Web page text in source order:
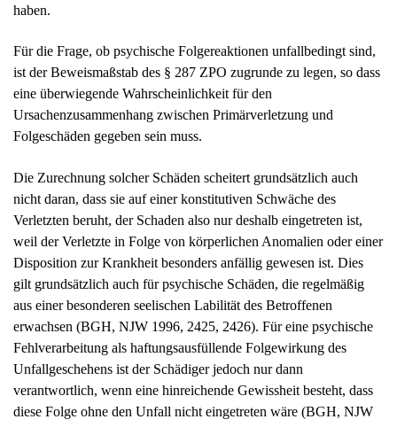
Die Zurechnung solcher Schäden scheitert grundsätzlich auch
Verletzten beruht, der Schaden also nur deshalb eingetreten ist,
weil der Verletzte in Folge von körperlichen Anomalien oder einer
Disposition zur Krankheit besonders anfällig gewesen ist. Dies
gilt grundsätzlich auch für psychische Schäden, die regelmäßig
aus einer besonderen seelischen Labilität des Betroffenen
Fehlverarbeitung als haftungsausfüllende Folgewirkung des
Unfallgeschehens ist der Schädiger jedoch nur dann
verantwortlich, wenn eine hinreichende Gewissheit besteht, dass
diese Folge ohne den Unfall nicht eingetreten wäre (BGH, NJW
2004, 1945, 1946; BGH Z 137, 142, 145).
Vorliegend besteht bei der Klägerin eine psychische Erkrankung
in Form einer somatoformen, auch dissoziativen Störung, die sich
insbesondere in Schluckbeschwerden, Druck- und Engegefühl
sowie Schmerzen auf der linken Seite und Kraftlosigkeit äußert.
Für diese psychische Erkrankung ist die Beklagte nicht
einstandspflichtig, da keine hinreichende Gewissheit besteht, dass